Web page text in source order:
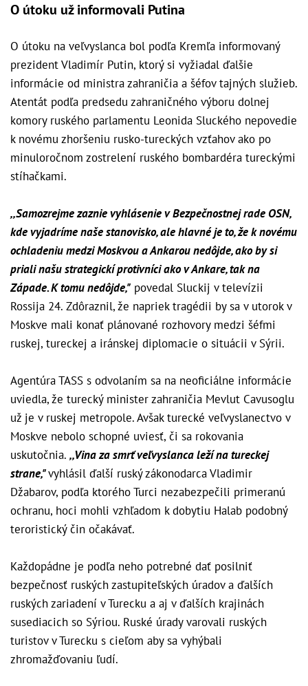
O útoku už informovali Putina
O útoku na veľvyslanca bol podľa Kremľa informovaný
prezident Vladimír Putin, ktorý si vyžiadal ďalšie
informácie od ministra zahraničia a šéfov tajných služieb.
Atentát podľa predsedu zahraničného výboru dolnej
komory ruského parlamentu Leonida Sluckého nepovedie
k novému zhoršeniu rusko-tureckých vzťahov ako po
minuloročnom zostrelení ruského bombardéra tureckými
stíhačkami.
,,Samozrejme zaznie vyhlásenie v Bezpečnostnej rade OSN,
kde vyjadríme naše stanovisko, ale hlavné je to, že k novému
ochladeniu medzi Moskvou a Ankarou nedôjde, ako by si
priali našu strategickí protivníci ako v Ankare, tak na
Západe. K tomu nedôjde," povedal Sluckij v televízii
Rossija 24. Zdôraznil, že napriek tragédii by sa v utorok v
Moskve mali konať plánované rozhovory medzi šéfmi
ruskej, tureckej a iránskej diplomacie o situácii v Sýrii.
Agentúra TASS s odvolaním sa na neoficiálne informácie
uviedla, že turecký minister zahraničia Mevlut Cavusoglu
už je v ruskej metropole. Avšak turecké veľvyslanectvo v
Moskve nebolo schopné uviesť, či sa rokovania
uskutočnia. ,,Vina za smrť veľvyslanca leží na tureckej
strane,"vyhlásil ďalší ruský zákonodarca Vladimir
Džabarov, podľa ktorého Turci nezabezpečili primeranú
ochranu, hoci mohli vzhľadom k dobytiu Halab podobný
teroristický čin očakávať.
Každopádne je podľa neho potrebné dať posilniť
bezpečnosť ruských zastupiteľských úradov a ďalších
ruských zariadení v Turecku a aj v ďalších krajinách
susediacich so Sýriou. Ruské úrady varovali ruských
turistov v Turecku s cieľom aby sa vyhýbali
zhromažďovaniu ľudí.